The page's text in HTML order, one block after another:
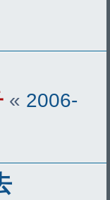
« 2006-